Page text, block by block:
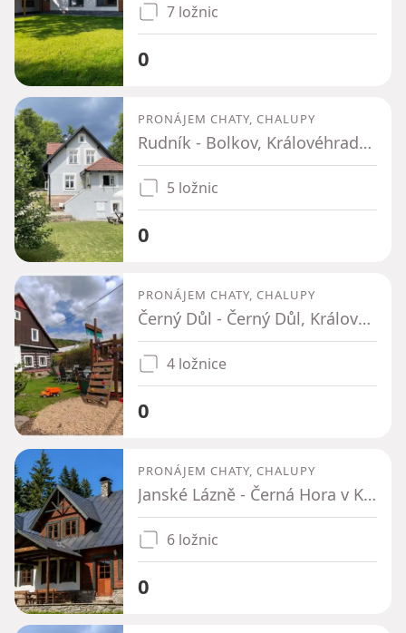
7 ložnic
0
PRONÁJEM CHATY, CHALUPY
Rudník - Bolkov, Královéhradecký kraj
5 ložnic
0
PRONÁJEM CHATY, CHALUPY
Černý Důl - Černý Důl, Královéhradecký kraj
4 ložnice
0
PRONÁJEM CHATY, CHALUPY
Janské Lázně - Černá Hora v Krkonoších, Královéhradecký kraj
6 ložnic
0